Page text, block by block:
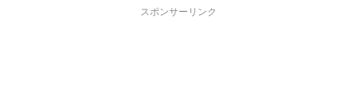
スポンサーリンク